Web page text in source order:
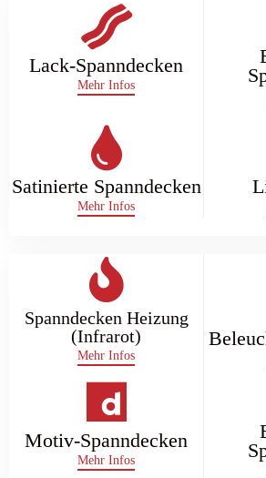
Lack-Spanndecken
Mehr Infos
Satinierte Spanndecken
Mehr Infos
Spanndecken Heizung
(Infrarot)
Mehr Infos
Motiv-Spanndecken
Mehr Infos